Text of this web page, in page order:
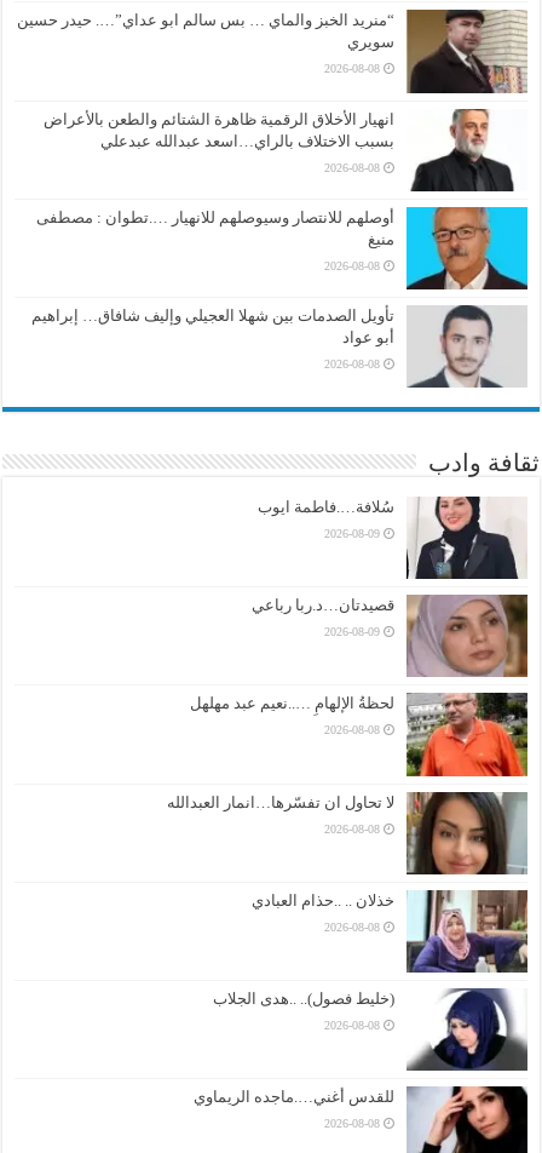
“منريد الخبز والماي … بس سالم ابو عداي”…. حيدر حسين
سويري
2026-08-08
انهيار الأخلاق الرقمية ظاهرة الشتائم والطعن بالأعراض
بسبب الاختلاف بالراي…اسعد عبدالله عبدعلي
2026-08-08
أوصلهم للانتصار وسيوصلهم للانهيار ….تطوان : مصطفى
منيغ
2026-08-08
تأويل الصدمات بين شهلا العجيلي وإليف شافاق… إبراهيم
أبو عواد
2026-08-08
ثقافة وادب
سُلافة….فاطمة ايوب
2026-08-09
قصيدتان…د.ربا رباعي
2026-08-09
لحظةُ الإلهامِ …..نعيم عبد مهلهل
2026-08-08
لا تحاول ان تفسّرها…انمار العبدالله
2026-08-08
خذلان .. ..حذام العبادي
2026-08-08
(خليط فصول).. ..هدى الجلاب
2026-08-08
للقدس أغني….ماجده الريماوي
2026-08-08